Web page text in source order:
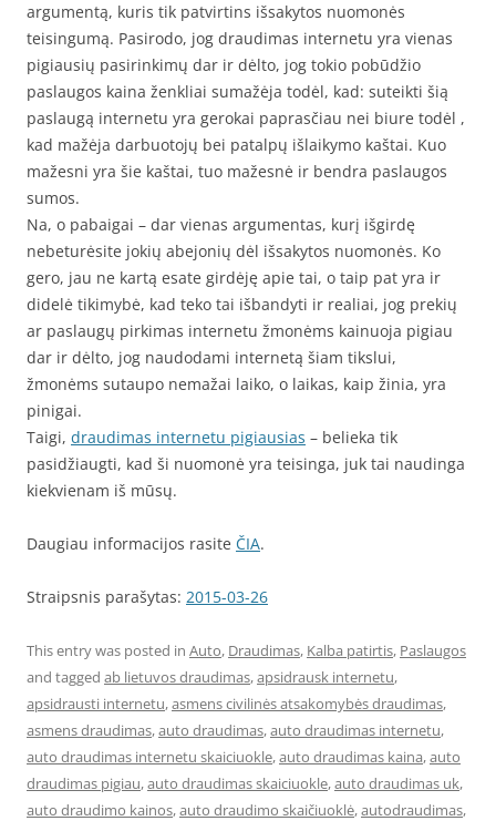
argumentą, kuris tik patvirtins išsakytos nuomonės
teisingumą. Pasirodo, jog draudimas internetu yra vienas
pigiausių pasirinkimų dar ir dėlto, jog tokio pobūdžio
paslaugos kaina ženkliai sumažėja todėl, kad: suteikti šią
paslaugą internetu yra gerokai paprasčiau nei biure todėl ,
kad mažėja darbuotojų bei patalpų išlaikymo kaštai. Kuo
mažesni yra šie kaštai, tuo mažesnė ir bendra paslaugos
sumos.
Na, o pabaigai – dar vienas argumentas, kurį išgirdę
nebeturėsite jokių abejonių dėl išsakytos nuomonės. Ko
gero, jau ne kartą esate girdėję apie tai, o taip pat yra ir
didelė tikimybė, kad teko tai išbandyti ir realiai, jog prekių
ar paslaugų pirkimas internetu žmonėms kainuoja pigiau
dar ir dėlto, jog naudodami internetą šiam tikslui,
žmonėms sutaupo nemažai laiko, o laikas, kaip žinia, yra
pinigai.
Taigi, draudimas internetu pigiausias – belieka tik
pasidžiaugti, kad ši nuomonė yra teisinga, juk tai naudinga
kiekvienam iš mūsų.
Daugiau informacijos rasite ČIA.
Straipsnis parašytas: 2015-03-26
This entry was posted in Auto, Draudimas, Kalba patirtis, Paslaugos
and tagged ab lietuvos draudimas,apsidrausk internetu,
apsidrausti internetu,asmens civilinės atsakomybės draudimas,
asmens draudimas,auto draudimas,auto draudimas internetu,
auto draudimas internetu skaiciuokle,auto draudimas kaina,auto
draudimas pigiau,auto draudimas skaiciuokle,auto draudimas uk,
auto draudimo kainos,auto draudimo skaičiuoklė,autodraudimas,